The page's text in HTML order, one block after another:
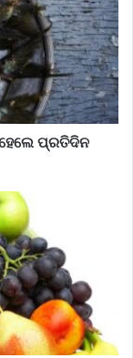
ପ୍ରତିଦିନ